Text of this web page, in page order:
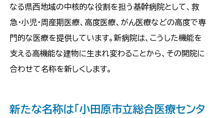
なる県西地域の中核的な役割を担う基幹病院として、救
急・小児・周産期医療、高度医療、がん医療などの高度で専
門的な医療を提供しています。新病院は、こうした機能を
支える高機能な建物に生まれ変わることから、その開院に
合わせて名称を新しくします。
新たな名称は「小田原市立総合医療センタ